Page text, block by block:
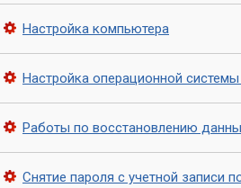
всегда готова
восстановления
Почему
Настройка компьютера
Настройка операционной
Работы по восстановлению
Снятие пароля с учетной записи